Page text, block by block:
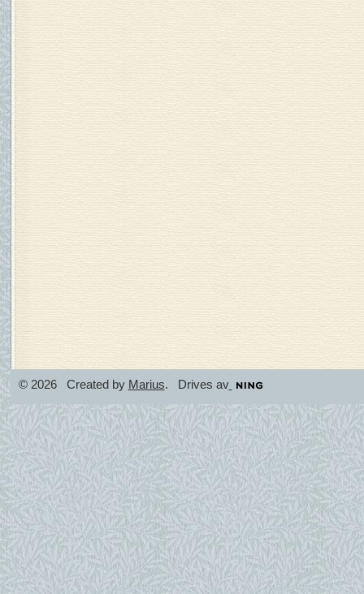
© 2026 Created by Marius. Drives av